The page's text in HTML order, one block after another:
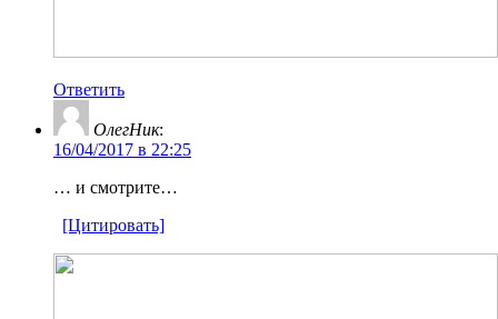
Ответить
ОлегНик:
16/04/2017 в 22:25
… и смотрите…
[Цитировать]